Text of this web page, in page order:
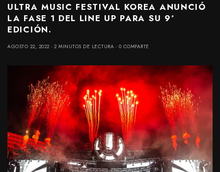
ULTRA MUSIC FESTIVAL KOREA ANUNCIÓ
LA FASE 1 DEL LINE UP PARA SU 9ª
EDICIÓN.
AGOSTO 22, 2022 2 MINUTOS DE LECTURA 0 COMPARTE